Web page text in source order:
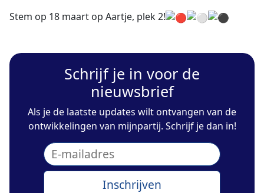
Stem op 18 maart op Aartje, plek 2!
Schrijf je in voor de
nieuwsbrief
Als je de laatste updates wilt ontvangen van de
ontwikkelingen van mijnpartij. Schrijf je dan in!